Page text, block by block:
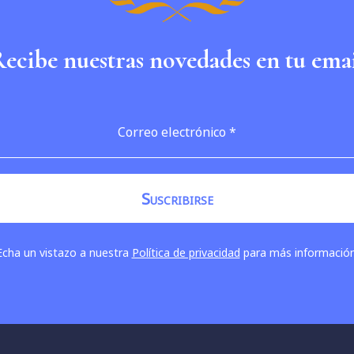
nuestras novedades en tu
un vistazo a nuestra Política de privacidad para más